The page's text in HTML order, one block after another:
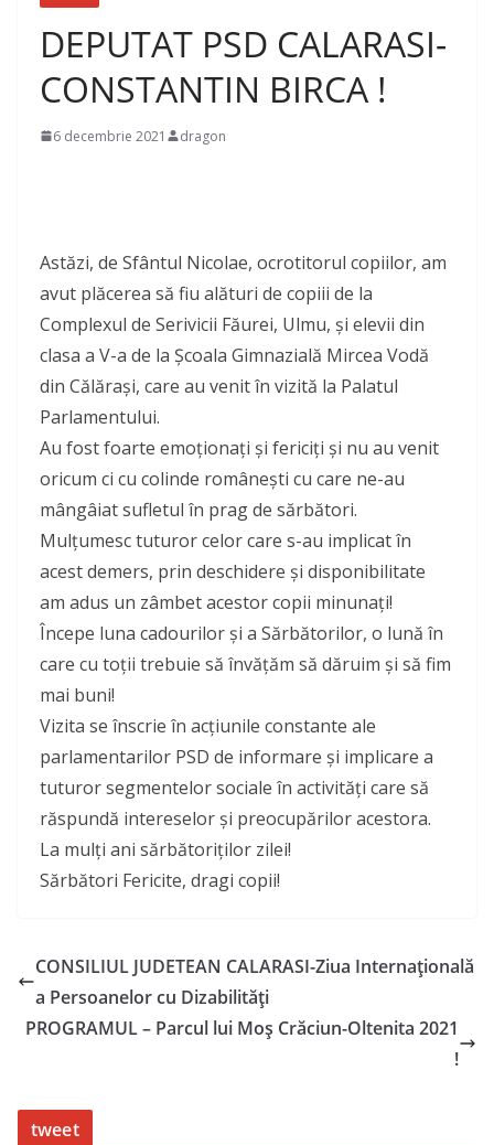
DEPUTAT PSD CALARASI-
CONSTANTIN BIRCA !
6 decembrie 2021 dragon
Astăzi, de Sfântul Nicolae, ocrotitorul copiilor, am
avut plăcerea să fiu alături de copiii de la
Complexul de Serivicii Făurei, Ulmu, și elevii din
clasa a V-a de la Școala Gimnazială Mircea Vodă
din Călărași, care au venit în vizită la Palatul
Parlamentului.
Au fost foarte emoționați și fericiți și nu au venit
oricum ci cu colinde românești cu care ne-au
mângâiat sufletul în prag de sărbători.
Mulțumesc tuturor celor care s-au implicat în
acest demers, prin deschidere și disponibilitate
am adus un zâmbet acestor copii minunați!
Începe luna cadourilor și a Sărbătorilor, o lună în
care cu toții trebuie să învățăm să dăruim și să fim
mai buni!
Vizita se înscrie în acțiunile constante ale
parlamentarilor PSD de informare și implicare a
tuturor segmentelor sociale în activități care să
răspundă intereselor și preocupărilor acestora.
La mulți ani sărbătoriților zilei!
Sărbători Fericite, dragi copii!
CONSILIUL JUDETEAN CALARASI-Ziua Internațională
a Persoanelor cu Dizabilități
PROGRAMUL – Parcul lui Moș Crăciun-Oltenita 2021
!
tweet